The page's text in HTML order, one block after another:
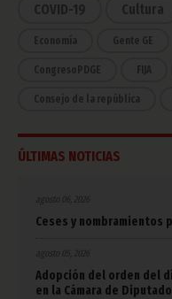
COVID-19 Cultura
Economía Gente GE
CongresoPDGE FIJA
Consejo de la república
ÚLTIMAS NOTICIAS
agosto 06, 2026
Ceses y nombramientos
agosto 05, 2026
Adopción del orden del
en la Cámara de